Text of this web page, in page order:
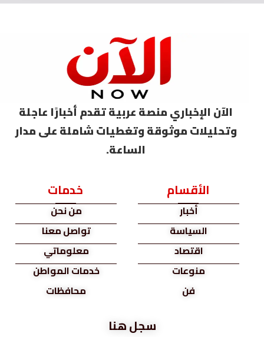
الآن الإخباري منصة عربية تقدم أخبارًا عاجلة
وتحليلات موثوقة وتغطيات شاملة على مدار
الساعة.
الأقسام
أخبار
السياسة
اقتصاد
منوعات
فن
خدمات
من نحن
تواصل معنا
معلوماتي
خدمات المواطن
محافظات
سجل هنا